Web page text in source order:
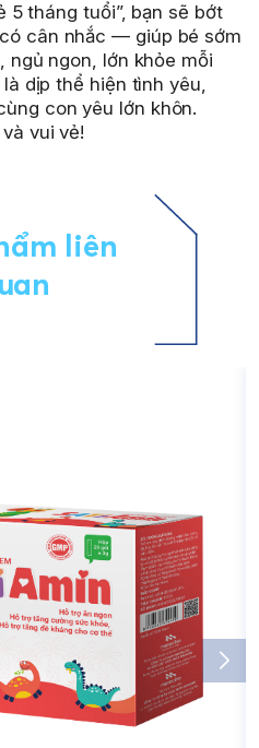
5 tháng tuổi”, bạn sẽ bớt
cân nhắc — giúp bé sớm
ngủ ngon, lớn khỏe mỗi
dịp thể hiện tình yêu,
con yêu lớn khôn.
vui vẻ!
liên